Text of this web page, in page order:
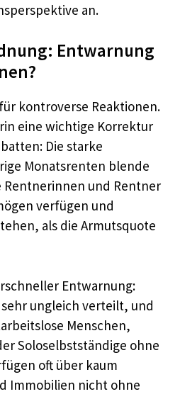
an.
Entwarnung
kontroverse Reaktionen.
eine wichtige Korrektur
Die starke
Monatsrenten blende
Rentnerinnen und Rentner
verfügen und
als die Armutsquote
Entwarnung:
ungleich verteilt, und
Menschen,
Soloselbstständige ohne
oft über kaum
Immobilien nicht ohne